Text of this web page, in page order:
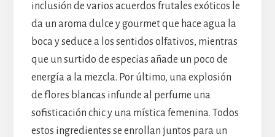
inclusión de varios acuerdos frutales exóticos le
da un aroma dulce y gourmet que hace agua la
boca y seduce a los sentidos olfativos, mientras
que un surtido de especias añade un poco de
energía a la mezcla. Por último, una explosión
de flores blancas infunde al perfume una
sofisticación chic y una mística femenina. Todos
estos ingredientes se enrollan juntos para un